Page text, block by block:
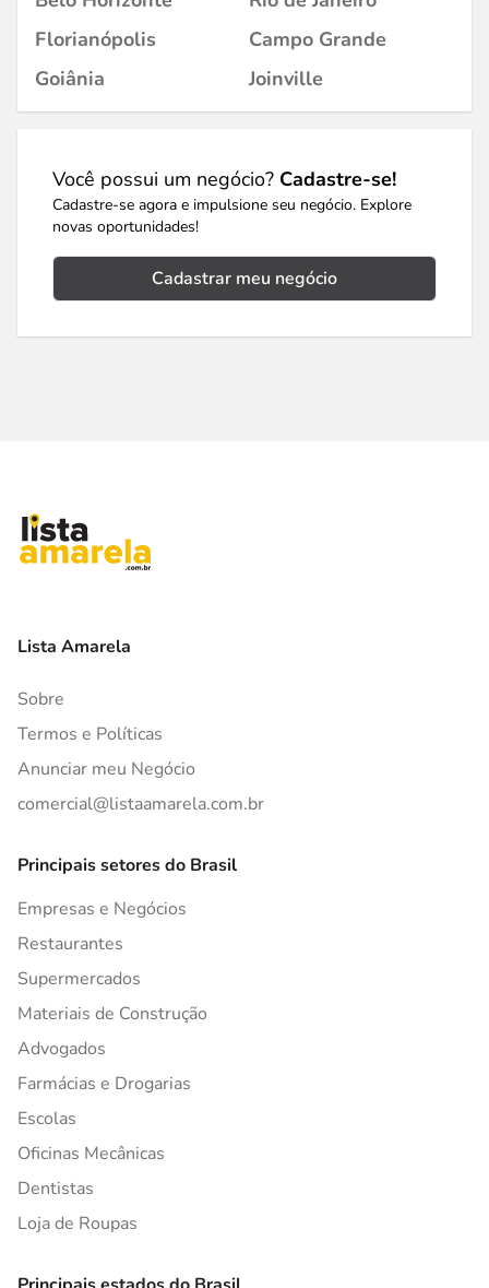
Florianópolis
Campo Grande
Goiânia
Joinville
Você possui um negócio? Cadastre-se!
Cadastre-se agora e impulsione seu negócio. Explore
novas oportunidades!
Cadastrar meu negócio
Lista Amarela
Sobre
Termos e Políticas
Anunciar meu Negócio
comercial@listaamarela.com.br
Principais setores do Brasil
Empresas e Negócios
Restaurantes
Supermercados
Materiais de Construção
Advogados
Farmácias e Drogarias
Escolas
Oficinas Mecânicas
Dentistas
Loja de Roupas